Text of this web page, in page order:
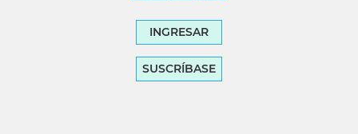
INGRESAR
SUSCRÍBASE